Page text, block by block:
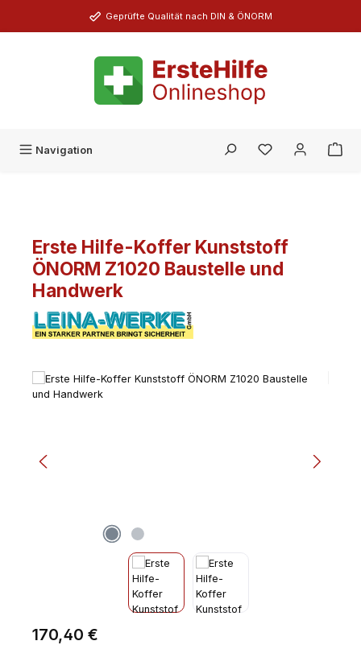
Zum Hauptinhalt springenGeprüfte Qualität nach DIN & ÖNORM
Navigation Du hast 0
Erste Hilfe-Koffer Kunststoff
ÖNORM Z1020 Baustelle und
Handwerk
Bildergalerie überspringen
Regulärer Preis:
170,40 €